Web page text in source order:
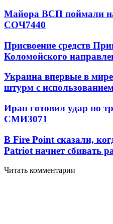
Майора ВСП поймали
СОЧ7440
Присвоение средств
Коломойского
Украина впервые в
штурм с
Иран готовил удар по
СМИ3071
В Fire Point сказали,
Patriot начнет сбивать
Читать комментарии